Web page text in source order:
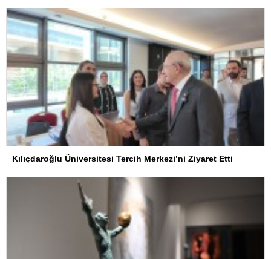
Kılıçdaroğlu Üniversitesi Tercih Merkezi’ni Ziyaret Etti